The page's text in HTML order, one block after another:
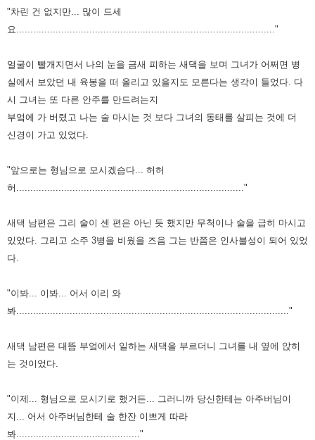
"차린 건 없지만... 많이 드세
요............................................................................................"
얼굴이 빨개지면서 나의 눈을 금새 피하는 새댁을 보며 그녀가 어쩌면 병
실에서 보았던 내 육봉을 떠 올리고 있을지도 모른다는 생각이 들었다. 다
시 그녀는 또 다른 안주를 만드려는지
부엌에 가 버렸고 나는 술 마시는 것 보다 그녀의 동태를 살피는 것에 더
신경이 가고 있었다.
"앞으로는 형님으로 모시겠슴다... 허허
허................................................................................."
새댁 남편은 그리 술이 센 편은 아닌 듯 했지만 무척이나 술을 급히 마시고
있었다. 그리고 소주 3병을 비웠을 즈음 그는 반쯤은 인사불성이 되어 있었
다.
"이봐... 이봐... 어서 이리 와
봐................................................................................................."
새댁 남편은 대뜸 부엌에서 일하는 새댁을 부르더니 그녀를 내 옆에 앉히
는 것이었다.
"이제... 형님으로 모시기로 했거든... 그러니까 당신한테는 아주버님이
지... 어서 아주버님한테 술 한잔 이쁘게 따라
봐............................................"